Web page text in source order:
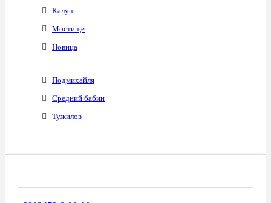
Калуш
Мостище
Новица
Подмихайля
Средний бабин
Тужилов